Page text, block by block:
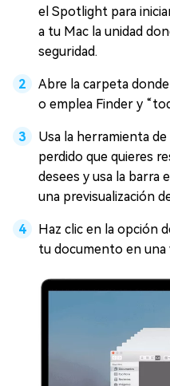
el Spotlight para
a tu Mac la unidad
seguridad.
Abre la carpeta
o emplea Finder y
Usa la herramienta
perdido que quieres
desees y usa la barra
una previsualización
Haz clic en la opción
tu documento en una